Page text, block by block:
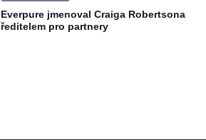
Everpure jmenoval Craiga Robertsona
ředitelem pro partnery